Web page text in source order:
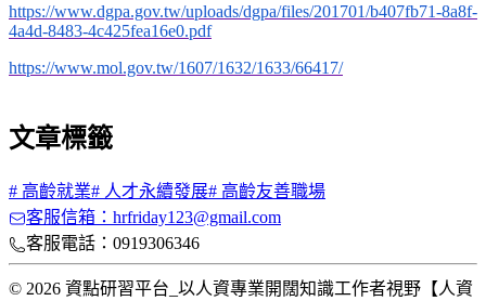
https://www.dgpa.gov.tw/uploads/dgpa/files/201701/b407fb71-8a8f-
4a4d-8483-4c425fea16e0.pdf
https://www.mol.gov.tw/1607/1632/1633/66417/
文章標籤
# 高齡就業# 人才永續發展# 高齡友善職場
客服信箱：hrfriday123@gmail.com
客服電話：0919306346
© 2026 資點研習平台_以人資專業開闊知識工作者視野【人資